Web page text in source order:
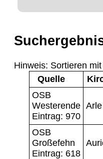
Hinweis: Sortieren
Quelle
OSB
Westerende
Eintrag: 970
Arle
OSB
Großefehn
Eintrag: 618